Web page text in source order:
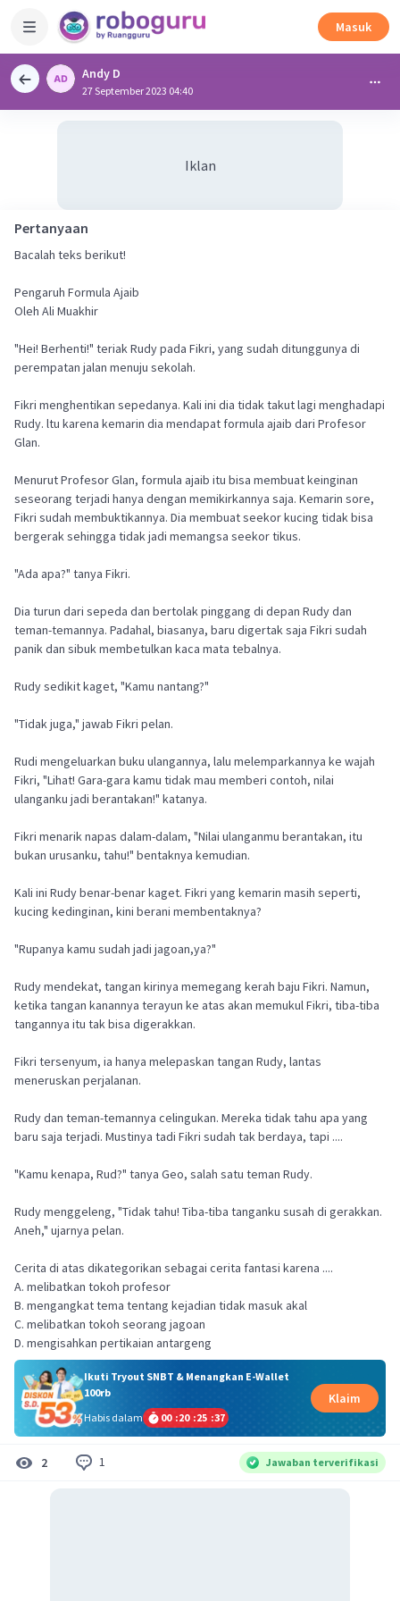
Masuk
Andy D
27 September 2023 04:40
Iklan
Pertanyaan
Bacalah teks berikut!
Pengaruh Formula Ajaib
Oleh Ali Muakhir
"Hei! Berhenti!" teriak Rudy pada Fikri, yang sudah ditunggunya di
perempatan jalan menuju sekolah.
Fikri menghentikan sepedanya. Kali ini dia tidak takut lagi menghadapi
Rudy. ltu karena kemarin dia mendapat formula ajaib dari Profesor
Glan.
Menurut Profesor Glan, formula ajaib itu bisa membuat keinginan
seseorang terjadi hanya dengan memikirkannya saja. Kemarin sore,
Fikri sudah membuktikannya. Dia membuat seekor kucing tidak bisa
bergerak sehingga tidak jadi memangsa seekor tikus.
"Ada apa?" tanya Fikri.
Dia turun dari sepeda dan bertolak pinggang di depan Rudy dan
teman-temannya. Padahal, biasanya, baru digertak saja Fikri sudah
panik dan sibuk membetulkan kaca mata tebalnya.
Rudy sedikit kaget, "Kamu nantang?"
"Tidak juga," jawab Fikri pelan.
Rudi mengeluarkan buku ulangannya, lalu melemparkannya ke wajah
Fikri, "Lihat! Gara-gara kamu tidak mau memberi contoh, nilai
ulanganku jadi berantakan!" katanya.
Fikri menarik napas dalam-dalam, "Nilai ulanganmu berantakan, itu
bukan urusanku, tahu!" bentaknya kemudian.
Kali ini Rudy benar-benar kaget. Fikri yang kemarin masih seperti,
kucing kedinginan, kini berani membentaknya?
"Rupanya kamu sudah jadi jagoan,ya?"
Rudy mendekat, tangan kirinya memegang kerah baju Fikri. Namun,
ketika tangan kanannya terayun ke atas akan memukul Fikri, tiba-tiba
tangannya itu tak bisa digerakkan.
Fikri tersenyum, ia hanya melepaskan tangan Rudy, lantas
meneruskan perjalanan.
Rudy dan teman-temannya celingukan. Mereka tidak tahu apa yang
baru saja terjadi. Mustinya tadi Fikri sudah tak berdaya, tapi ....
"Kamu kenapa, Rud?" tanya Geo, salah satu teman Rudy.
Rudy menggeleng, "Tidak tahu! Tiba-tiba tanganku susah di gerakkan.
Aneh," ujarnya pelan.
Cerita di atas dikategorikan sebagai cerita fantasi karena ....
A. melibatkan tokoh profesor
B. mengangkat tema tentang kejadian tidak masuk akal
C. melibatkan tokoh seorang jagoan
D. mengisahkan pertikaian antargeng
Ikuti Tryout SNBT & Menangkan E-Wallet
100rb
Habis dalam
00 :20 :25 :37
Klaim
2 1 Jawaban terverifikasi